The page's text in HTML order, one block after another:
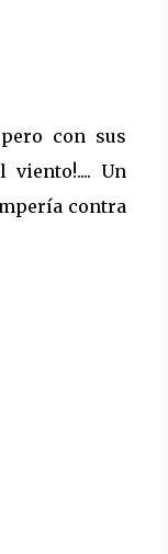
con sus
Un
contra